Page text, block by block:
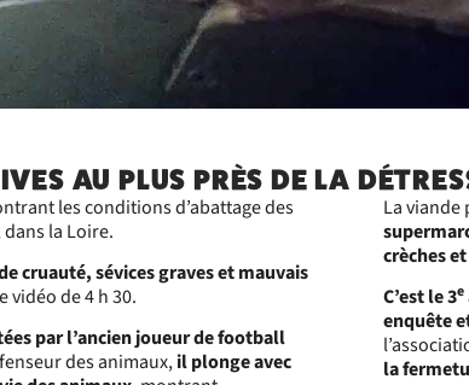
Des moutons découpés encore en vie,
Des vaches et des moutons conscients au
l'étourdissement,
Des cochons qui subissent des chocs électriques
Des coups, des animaux traînés au sol, égorgés
Et tout cela, dans un abattoir public. Officiellement
L214 dépose plainte pour actes de cruauté, sévices
Ce cas n'est pas isolé : Charlieu est le troisième abattoir
Alpes à être épinglé en quelques mois.
Nous exigeons :
La fermeture immédiate de l'abattoir de
AU PLUS PRÈS DE LA
les conditions d’abattage des
la Loire.
cruauté, sévices graves et mauvais
vidéo de 4 h 30.
par l’ancien joueur de football
des animaux,il plonge avec
La
crèches
C’est le 3e
enquête
la